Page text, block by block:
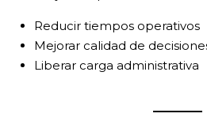
Reducir tiempos operativos
Mejorar calidad de
Liberar carga administrativa